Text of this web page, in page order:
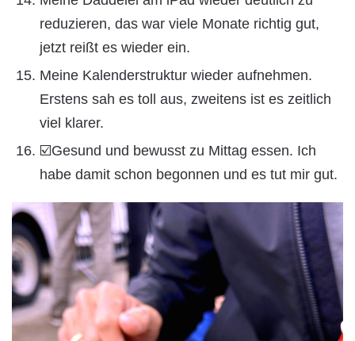
reduzieren, das war viele Monate richtig gut,
jetzt reißt es wieder ein.
Meine Kalenderstruktur wieder aufnehmen.
Erstens sah es toll aus, zweitens ist es zeitlich
viel klarer.
☑️Gesund und bewusst zu Mittag essen. Ich
habe damit schon begonnen und es tut mir gut.